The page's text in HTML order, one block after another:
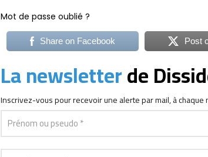
Mot de passe oublié ?
Share on Facebook Post
La newsletterde
Inscrivez-vouspour recevoir une alerte par mail, à